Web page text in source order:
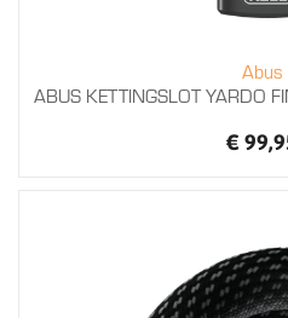
Abus
ABUS KETTINGSLOT YARDO
€